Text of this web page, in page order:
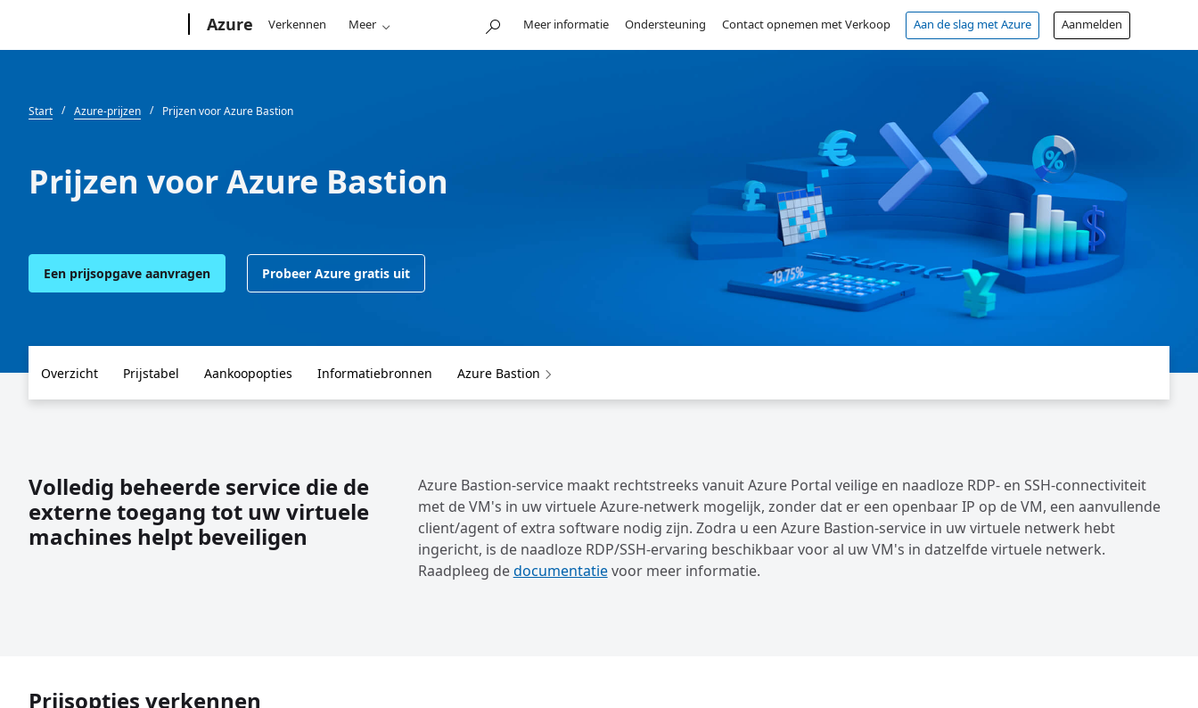
Azure Verkennen Meer Meer informatie Ondersteuning Contact opnemen met Verkoop Aan de slag met Azure Aanmelden
Start Azure-prijzen Prijzen voor Azure Bastion
Prijzen voor Azure Bastion
Een prijsopgave aanvragen Probeer Azure gratis uit
Overzicht Prijstabel Aankoopopties Informatiebronnen Azure Bastion
Volledig beheerde service die de
externe toegang tot uw virtuele
machines helpt beveiligen
Azure Bastion-service maakt rechtstreeks vanuit Azure Portal veilige en naadloze RDP- en SSH-connectiviteit
met de VM's in uw virtuele Azure-netwerk mogelijk, zonder dat er een openbaar IP op de VM, een aanvullende
client/agent of extra software nodig zijn. Zodra u een Azure Bastion-service in uw virtuele netwerk hebt
ingericht, is de naadloze RDP/SSH-ervaring beschikbaar voor al uw VM's in datzelfde virtuele netwerk.
Raadpleeg dedocumentatievoor meer informatie.
Prijsopties verkennen